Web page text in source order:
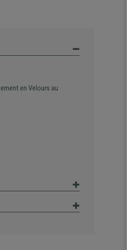
en Velours au